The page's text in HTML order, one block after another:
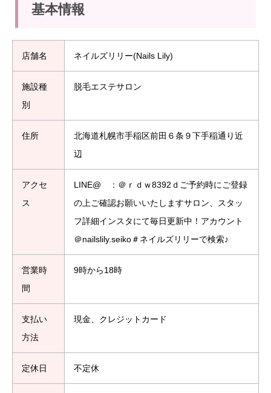
基本情報
店舗名 ネイルズリリー(Nails Lily)
施設種
別
脱毛エステサロン
住所
北海道札幌市手稲区前田６条９下手稲通り近
辺
アクセ
ス
LINE@ ：＠ｒｄｗ8392ｄご予約時にご登録
の上ご確認お願いいたしますサロン、スタッ
フ詳細インスタにて毎日更新中！アカウント
＠nailslily.seiko＃ネイルズリリーで検索♪
営業時
間
9時から18時
支払い
方法
現金、クレジットカード
定休日 不定休